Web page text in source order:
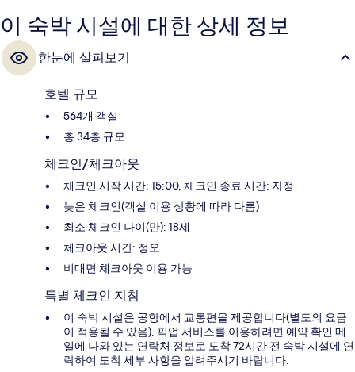
이 숙박 시설에 대한 상세 정보
한눈에 살펴보기
호텔 규모
564개 객실
총 34층 규모
체크인/체크아웃
체크인 시작 시간: 15:00, 체크인 종료 시간: 자정
늦은 체크인(객실 이용 상황에 따라 다름)
최소 체크인 나이(만): 18세
체크아웃 시간: 정오
비대면 체크아웃 이용 가능
특별 체크인 지침
이 숙박 시설은 공항에서 교통편을 제공합니다(별도의 요금
이 적용될 수 있음). 픽업 서비스를 이용하려면 예약 확인 메
일에 나와 있는 연락처 정보로 도착 72시간 전 숙박 시설에 연
락하여 도착 세부 사항을 알려주시기 바랍니다.